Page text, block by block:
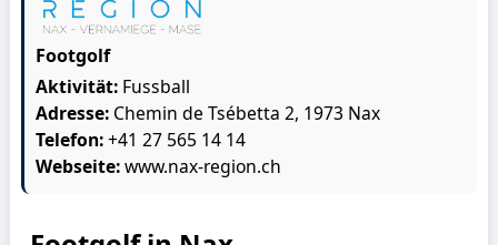
Footgolf
Aktivität: Fussball
Adresse: Chemin de Tsébetta 2, 1973 Nax
Telefon:+41 27 565 14 14
Webseite:www.nax-region.ch